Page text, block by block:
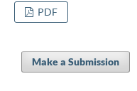
PDF
Make a Submission